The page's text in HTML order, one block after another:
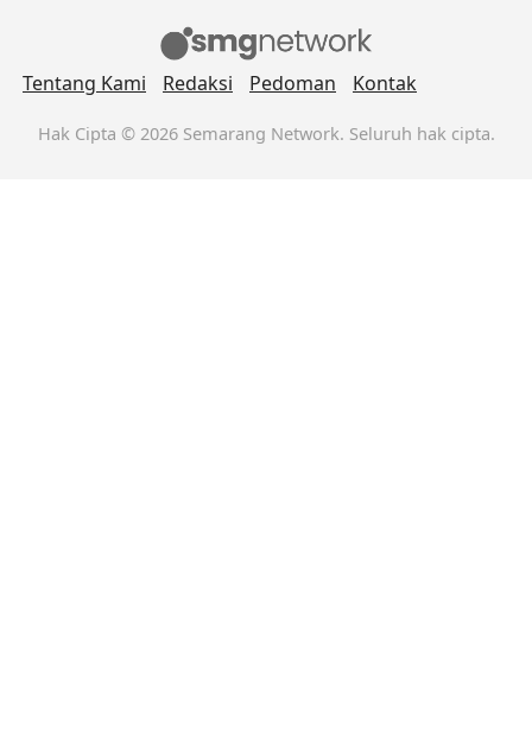
Tentang Kami Redaksi Pedoman Kontak
Hak Cipta © 2026 Semarang Network. Seluruh hak cipta.